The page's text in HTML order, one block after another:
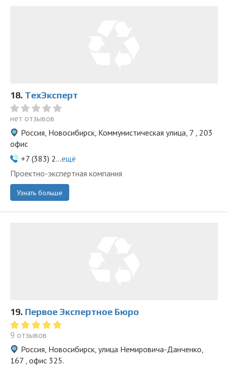
18. ТехЭксперт
нет отзывов
Россия, Новосибирск, Коммунистическая улица, 7 , 203
офис
+7 (383) 2...ещё
Проектно-экспертная компания
Узнать больше
19. Первое Экспертное Бюро
9 отзывов
Россия, Новосибирск, улица Немировича-Данченко,
167 , офис 325.